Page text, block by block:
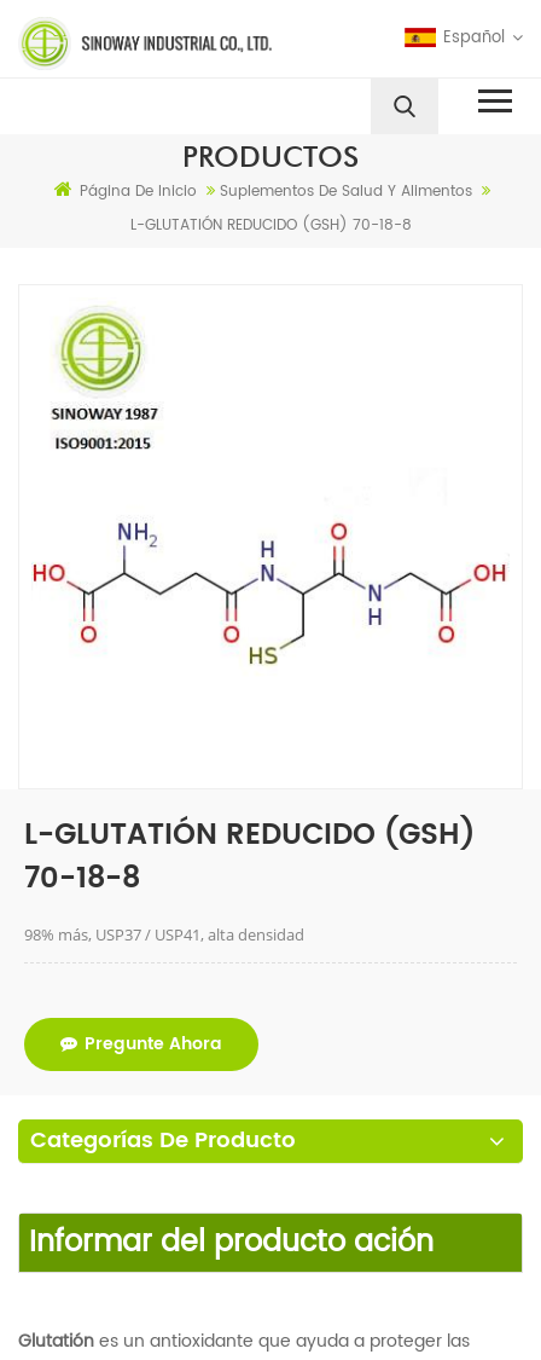
Español
PRODUCTOS
Página De Inicio
Suplementos De Salud Y Alimentos
L-GLUTATIÓN REDUCIDO (GSH) 70-18-8
L-GLUTATIÓN REDUCIDO (GSH)
70-18-8
98% más, USP37 / USP41, alta densidad
Pregunte Ahora
Categorías De Producto
Informar del productoación
Glutatiónes un antioxidante que ayuda a proteger las